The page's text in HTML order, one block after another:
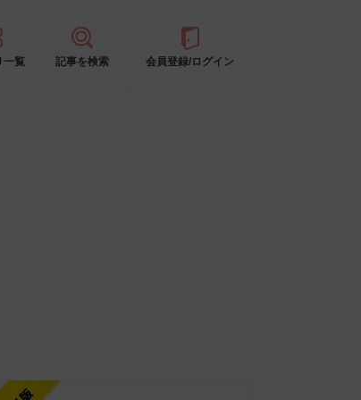
一覧 記事を検索 会員登録/ログイン